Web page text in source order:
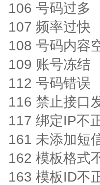
106 号码过多
107 频率过快
108 号码内容
109 账号冻结
112 号码错误
116 禁止接口
117 绑定IP不
161 未添加短
162 模板格式
163 模板ID不